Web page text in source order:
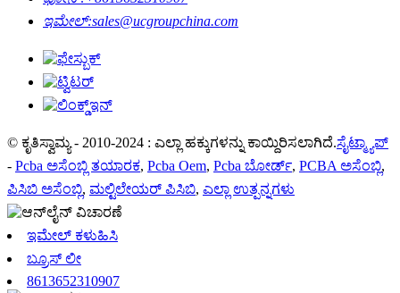
ಇಮೇಲ್:sales@ucgroupchina.com
© ಕೃತಿಸ್ವಾಮ್ಯ - 2010-2024 : ಎಲ್ಲಾ ಹಕ್ಕುಗಳನ್ನು ಕಾಯ್ದಿರಿಸಲಾಗಿದೆ.ಸೈಟ್ಮ್ಯಾಪ್
- Pcba ಅಸೆಂಬ್ಲಿ ತಯಾರಕ, Pcba Oem, Pcba ಬೋರ್ಡ್, PCBA ಅಸೆಂಬ್ಲಿ,
ಪಿಸಿಬಿ ಅಸೆಂಬ್ಲಿ, ಮಲ್ಟಿಲೇಯರ್ ಪಿಸಿಬಿ, ಎಲ್ಲಾ ಉತ್ಪನ್ನಗಳು
ಇಮೇಲ್ ಕಳುಹಿಸಿ
ಬ್ರೂಸ್ ಲೀ
8613652310907